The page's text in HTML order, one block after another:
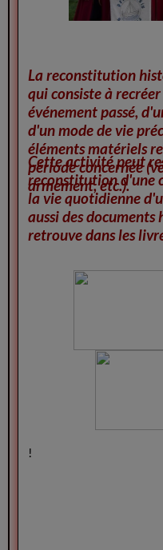
La reconstitution
qui consiste à
événement passé,
d'un mode de vie
éléments matériels
période concernée
armement, etc.).
Cette activité peut
reconstitution d'une
la vie quotidienne
aussi des
retrouve dans les
!